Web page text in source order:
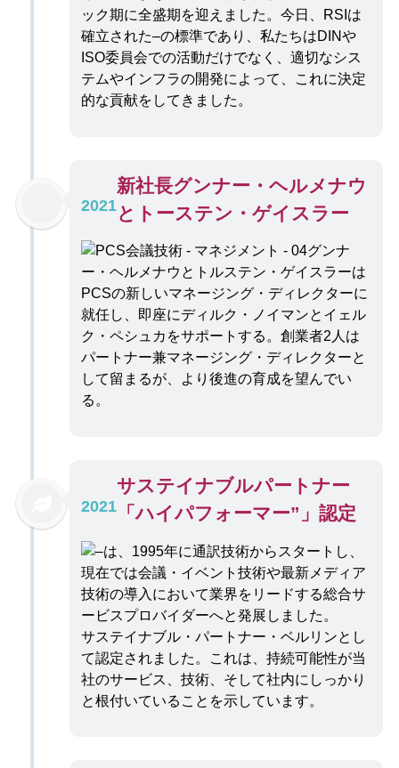
ック期に全盛期を迎えました。今日、RSIは
確立された–の標準であり、私たちはDINや
ISO委員会での活動だけでなく、適切なシス
テムやインフラの開発によって、これに決定
的な貢献をしてきました。
2021
新社長グンナー・ヘルメナウ
とトーステン・ゲイスラー
グンナ
ー・ヘルメナウとトルステン・ゲイスラーは
PCSの新しいマネージング・ディレクターに
就任し、即座にディルク・ノイマンとイェル
ク・ペシュカをサポートする。創業者2人は
パートナー兼マネージング・ディレクターと
して留まるが、より後進の育成を望んでい
る。
2021
サステイナブルパートナー
「ハイパフォーマー”」認定
サステイナブル・パートナー・ベルリンとし
て認定されました。これは、持続可能性が当
社のサービス、技術、そして社内にしっかり
と根付いていることを示しています。